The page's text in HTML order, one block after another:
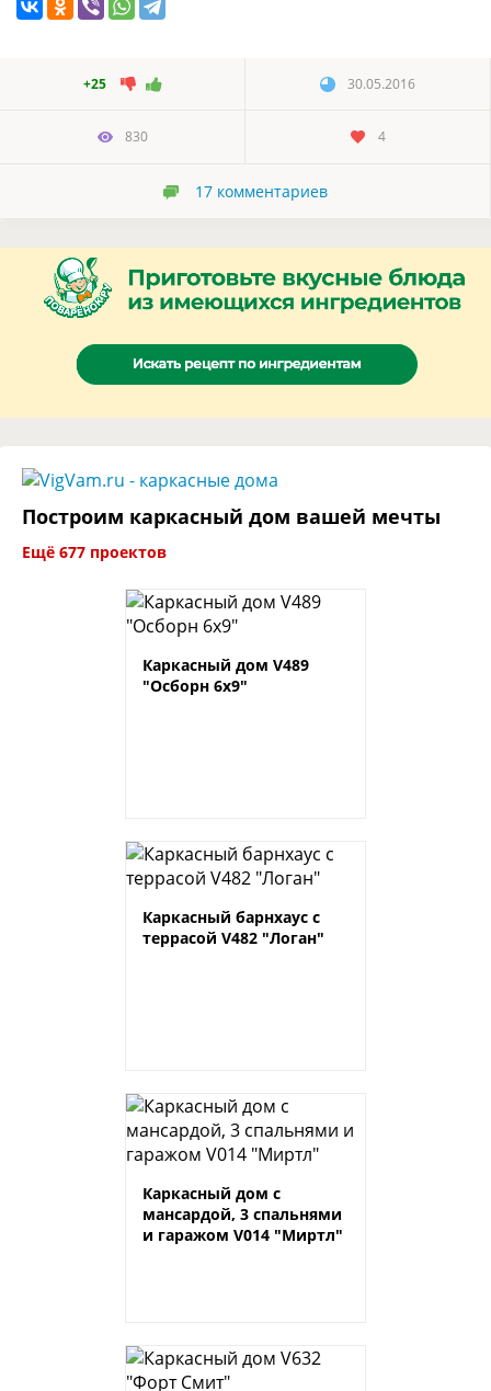
+25 30.05.2016
830 4
17 комментариев
Построим каркасный дом вашей мечты
Ещё 677 проектов
Каркасный дом V489
"Осборн 6х9"
Каркасный барнхаус с
террасой V482 "Логан"
Каркасный дом с
мансардой, 3 спальнями
и гаражом V014 "Миртл"